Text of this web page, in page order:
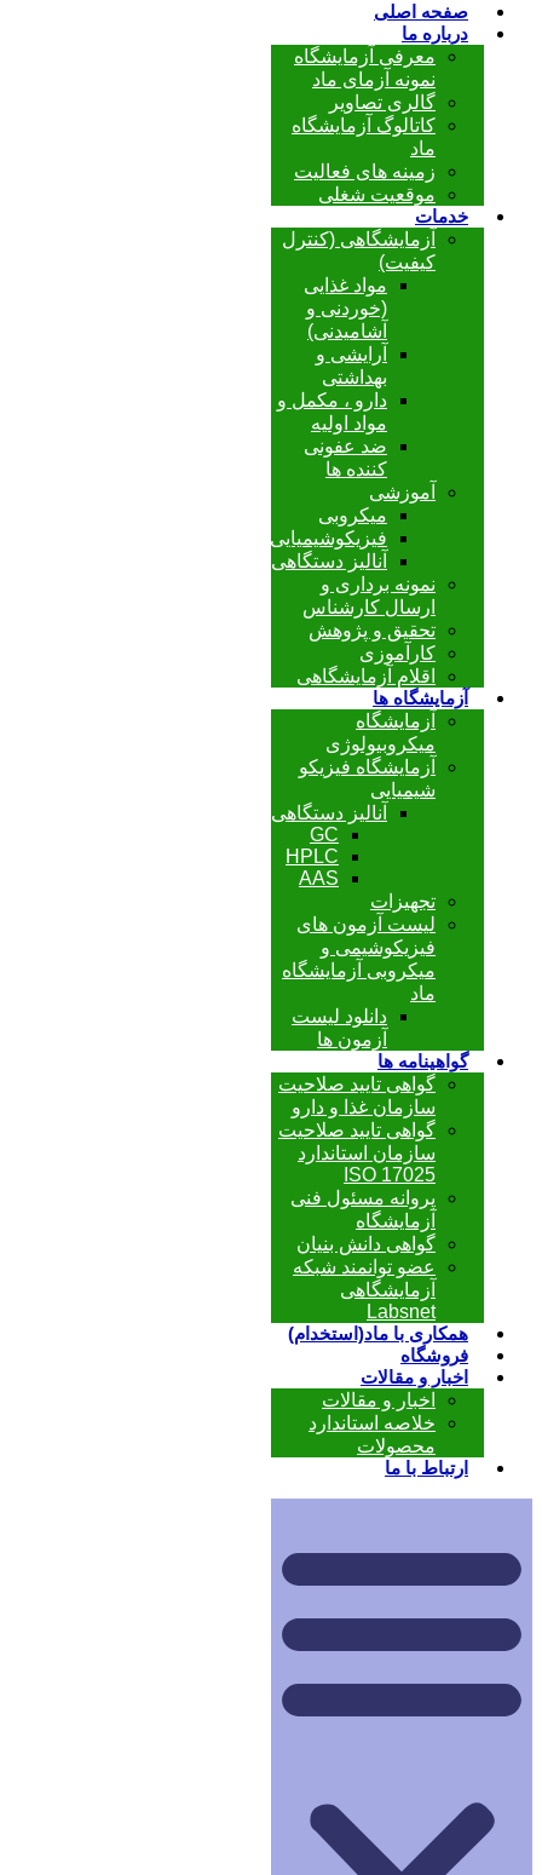
صفحه اصلی
درباره ما
معرفی آزمایشگاه
نمونه آزمای ماد
گالری تصاویر
کاتالوگ آزمایشگاه
ماد
زمینه های فعالیت
موقعیت شغلی
خدمات
آزمایشگاهی (کنترل
کیفیت)
مواد غذایی
(خوردنی و
آشامیدنی)
آرایشی و
بهداشتی
دارو ، مکمل و
مواد اولیه
ضد عفونی
کننده ها
آموزشی
میکروبی
فیزیکوشیمیایی
آنالیز دستگاهی
نمونه برداری و
ارسال کارشناس
تحقیق و پژوهش
کارآموزی
اقلام آزمایشگاهی
آزمایشگاه ها
آزمایشگاه
میکروبیولوژی
آزمایشگاه فیزیکو
شیمیایی
آنالیز دستگاهی
GC
HPLC
AAS
تجهیزات
لیست آزمون های
فیزیکوشیمی و
میکروبی آزمایشگاه
ماد
دانلود لیست
آزمون ها
گواهینامه ها
گواهی تایید صلاحیت
سازمان غذا و دارو
گواهی تایید صلاحیت
سازمان استاندارد
ISO 17025
پروانه مسئول فنی
آزمایشگاه
گواهی دانش بنیان
عضو توانمند شبکه
آزمایشگاهی
Labsnet
همکاری با ماد(استخدام)
فروشگاه
اخبار و مقالات
اخبار و مقالات
خلاصه استاندارد
محصولات
ارتباط با ما